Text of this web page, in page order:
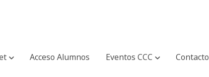
Acceso Alumnos Eventos CCC Contacto